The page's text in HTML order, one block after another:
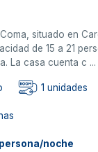
situado en
de 15 a 21
La casa cuenta c ...
1 unidades
noche